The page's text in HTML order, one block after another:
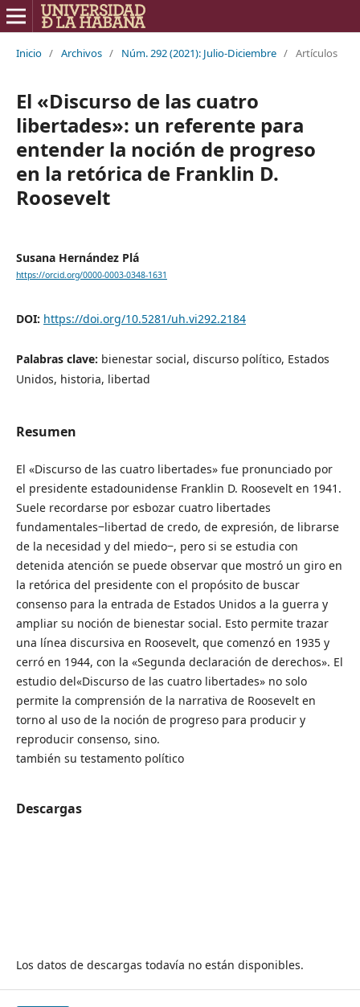
Inicio / Archivos / Núm. 292 (2021): Julio-Diciembre / Artículos
El «Discurso de las cuatro
libertades»: un referente para
entender la noción de progreso
en la retórica de Franklin D.
Roosevelt
Susana Hernández Plá
https://orcid.org/0000-0003-0348-1631
DOI: https://doi.org/10.5281/uh.vi292.2184
Palabras clave: bienestar social, discurso político, Estados
Unidos, historia, libertad
Resumen
El «Discurso de las cuatro libertades» fue pronunciado por
el presidente estadounidense Franklin D. Roosevelt en 1941.
Suele recordarse por esbozar cuatro libertades
fundamentales‒libertad de credo, de expresión, de librarse
de la necesidad y del miedo‒, pero si se estudia con
detenida atención se puede observar que mostró un giro en
la retórica del presidente con el propósito de buscar
consenso para la entrada de Estados Unidos a la guerra y
ampliar su noción de bienestar social. Esto permite trazar
una línea discursiva en Roosevelt, que comenzó en 1935 y
cerró en 1944, con la «Segunda declaración de derechos». El
estudio del«Discurso de las cuatro libertades» no solo
permite la comprensión de la narrativa de Roosevelt en
torno al uso de la noción de progreso para producir y
reproducir consenso, sino.
también su testamento político
Descargas
Los datos de descargas todavía no están disponibles.